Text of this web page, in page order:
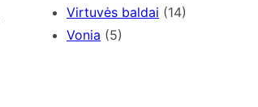
Virtuvės baldai (14)
Vonia (5)